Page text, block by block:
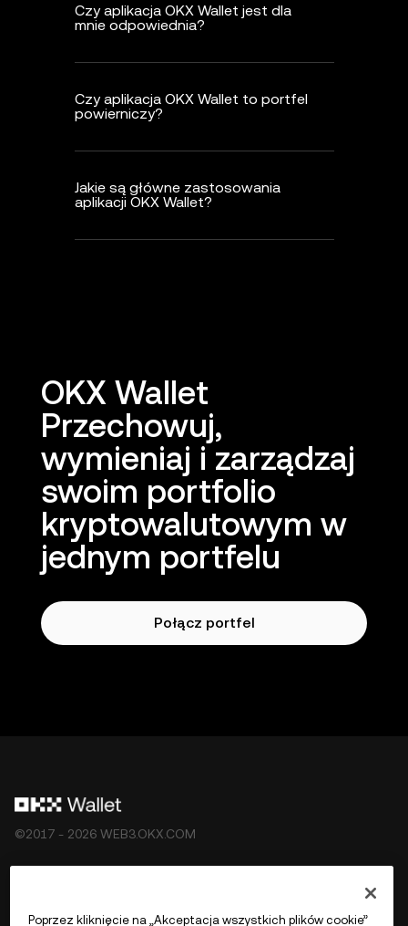
Czy aplikacja OKX Wallet jest dla
mnie odpowiednia?
Czy aplikacja OKX Wallet to portfel
powierniczy?
Jakie są główne zastosowania
aplikacji OKX Wallet?
OKX Wallet
Przechowuj,
wymieniaj i zarządzaj
swoim portfolio
kryptowalutowym w
jednym portfelu
Połącz portfel
©2017 - 2026 WEB3.OKX.COM
Poprzez kliknięcie na „Akceptacja wszystkich plików cookie”